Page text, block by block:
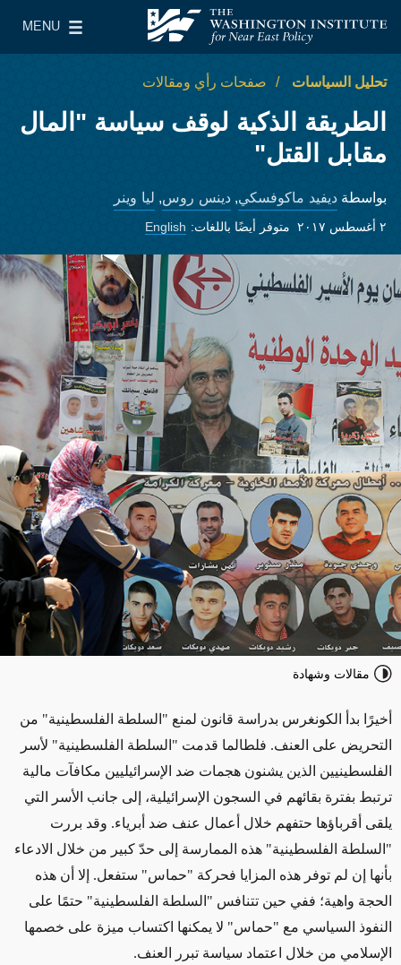
معهد واشنطن لسياسات الشرق الأدنى
MENU
Main Menu
تحليل السياسات صفحات رأي ومقالات
الطريقة الذكية لوقف سياسة "المال
مقابل القتل"
بواسطة ديفيد ماكوفسكي, دينس روس, ليا وينر
٢ أغسطس ٢٠١٧ متوفر أيضًا باللغات: English
مقالات وشهادة
أخيرًا بدأ الكونغرس بدراسة قانون لمنع "السلطة الفلسطينية" من
التحريض على العنف. فلطالما قدمت "السلطة الفلسطينية" لأسر
الفلسطينيين الذين يشنون هجمات ضد الإسرائيليين مكافآت مالية
ترتبط بفترة بقائهم في السجون الإسرائيلية، إلى جانب الأسر التي
يلقى أقرباؤها حتفهم خلال أعمال عنف ضد أبرياء. وقد بررت
"السلطة الفلسطينية" هذه الممارسة إلى حدّ كبير من خلال الادعاء
بأنها إن لم توفر هذه المزايا فحركة "حماس" ستفعل. إلا أن هذه
الحجة واهية؛ ففي حين تتنافس "السلطة الفلسطينية" حتمًا على
النفوذ السياسي مع "حماس" لا يمكنها اكتساب ميزة على خصمها
الإسلامي من خلال اعتماد سياسة تبرر العنف.